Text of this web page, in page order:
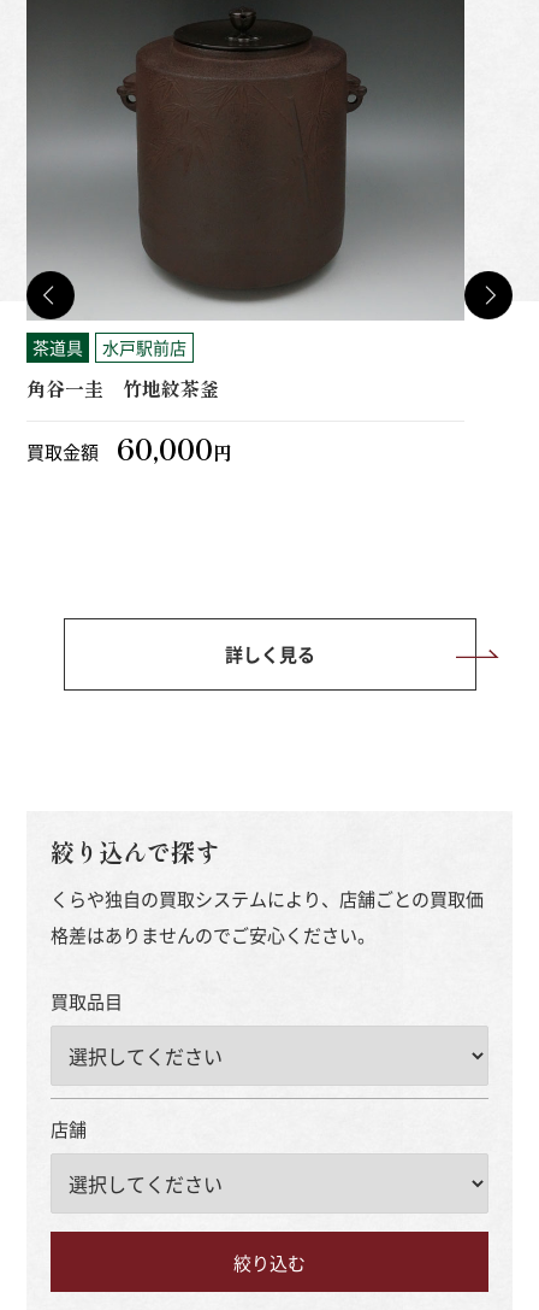
茶道具 水戸駅前店
角谷一圭 竹地紋茶釜
買取金額 60,000円
詳しく見る
絞り込んで探す
くらや独自の買取システムにより、店舗ごとの買取価
格差はありませんのでご安心ください。
買取品目
店舗